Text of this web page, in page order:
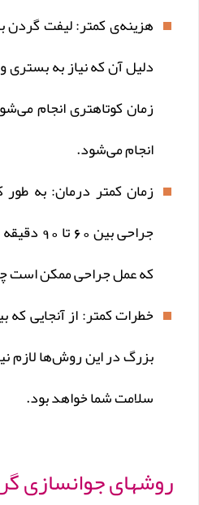
هزینه‌ی کمتر: لیفت گردن
دلیل آن که نیاز به
زمان کوتاهتری انجام
انجام می‌شود.
زمان کمتر درمان: به
جراحی
که عمل جراحی ممکن
خطرات کمتر: از آنجایی
بزرگ در این روش‌ها لازم
سلامت شما خواهد بود.
روشهای جوانسازی